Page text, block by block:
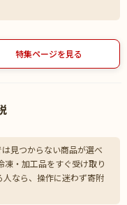
特集ページを見る
見つからない商品が選べ
凍・加工品をすぐ受け取り
なら、操作に迷わず寄附